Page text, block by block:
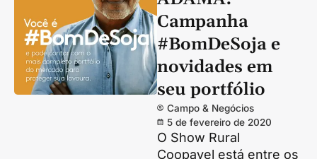
Campanha
#BomDeSoja e
novidades em
seu portfólio
Campo & Negócios
5 de fevereiro de 2020
O Show Rural
Coopavel está entre os